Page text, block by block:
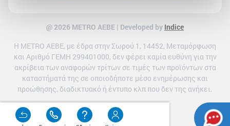
@ 2026 ΜETRO AEBE | Developed by Indice
Η METRO ΑΕΒΕ, με έδρα στην Σωρού 1, 14452, Μεταμόρφωση
και Αριθμό ΓΕΜΗ 299401000, δεν φέρει καμία ευθύνη για την
ακρίβεια των αναφορών τρίτων σε τιμές των προϊόντων στα
καταστήματά της σε οποιοδήποτε μέσο ενημέρωσης και
προώθησης, διαδικτυακό ή έντυπο κλπ που δεν της ανήκει.